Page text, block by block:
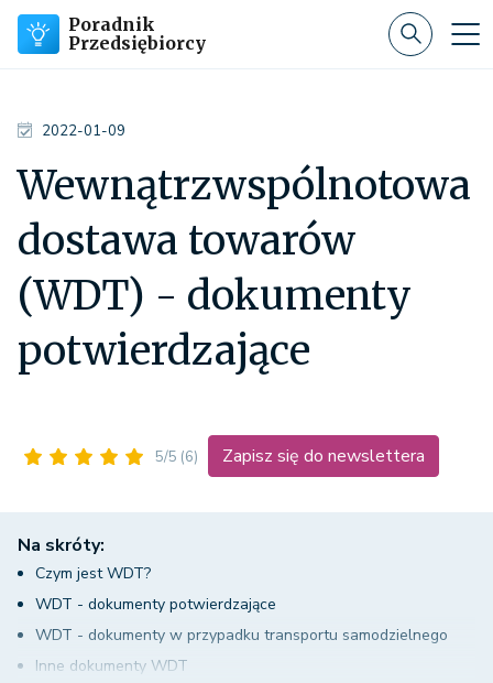
Poradnik
Przedsiębiorcy
2022-01-09
Wewnątrzwspólnotowa
dostawa towarów
(WDT) - dokumenty
potwierdzające
5/5 (6) Zapisz się do newslettera
Na skróty:
Czym jest WDT?
WDT - dokumenty potwierdzające
WDT - dokumenty w przypadku transportu samodzielnego
Inne dokumenty WDT